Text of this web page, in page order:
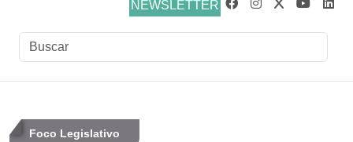
NEWSLETTER
Foco Legislativo